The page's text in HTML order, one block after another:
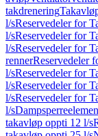
takdrenering
l/sReservedeler for
l/sReservedeler for
l/sReservedeler for
rennerReservedeler
l/sReservedeler for
l/sReservedeler for
l/sReservedeler for
l/s
takavløp oppti 12 l/s